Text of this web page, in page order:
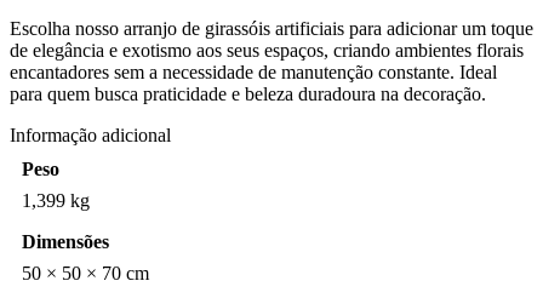
Escolha nosso arranjo de girassóis artificiais para adicionar um toque
de elegância e exotismo aos seus espaços, criando ambientes florais
encantadores sem a necessidade de manutenção constante. Ideal
para quem busca praticidade e beleza duradoura na decoração.
Informação adicional
Peso
1,399 kg
Dimensões
50 × 50 × 70 cm